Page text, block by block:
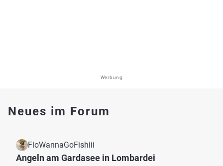
Werbung
Neues im Forum
FloWannaGoFishiii
Angeln am Gardasee in Lombardei